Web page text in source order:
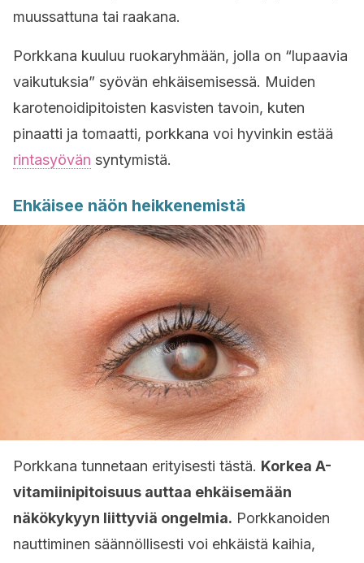
muussattuna tai raakana.
Porkkana kuuluu ruokaryhmään, jolla on “lupaavia
vaikutuksia” syövän ehkäisemisessä. Muiden
karotenoidipitoisten kasvisten tavoin, kuten
pinaatti ja tomaatti, porkkana voi hyvinkin estää
rintasyövän syntymistä.
Ehkäisee näön heikkenemistä
Porkkana tunnetaan erityisesti tästä. Korkea A-
vitamiinipitoisuus auttaa ehkäisemään
näkökykyyn liittyviä ongelmia. Porkkanoiden
nauttiminen säännöllisesti voi ehkäistä kaihia,